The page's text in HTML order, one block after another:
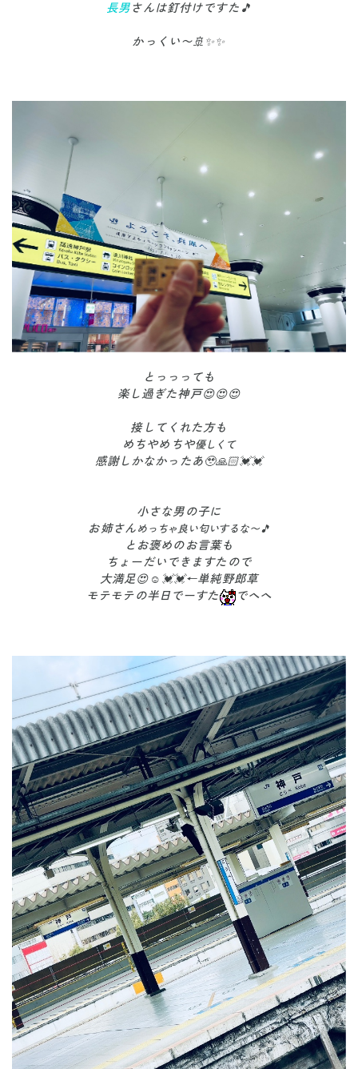
長男 さんは釘付けですた🎵
かっくい〜🚢✨✨
とっっっても
楽し過ぎた神戸😍😍😍
接してくれた方も
めちやめちや優しくて
感謝しかなかったあ🥹🙏🏻💓💓
小さな男の子に
お姉さんめっちゃ良い匂いするな〜🎵
とお褒めのお言葉も
ちょーだいできますたので
大満足😍☺️💓💓←単純野郎草
モテモテの半日でーすた
でへへ